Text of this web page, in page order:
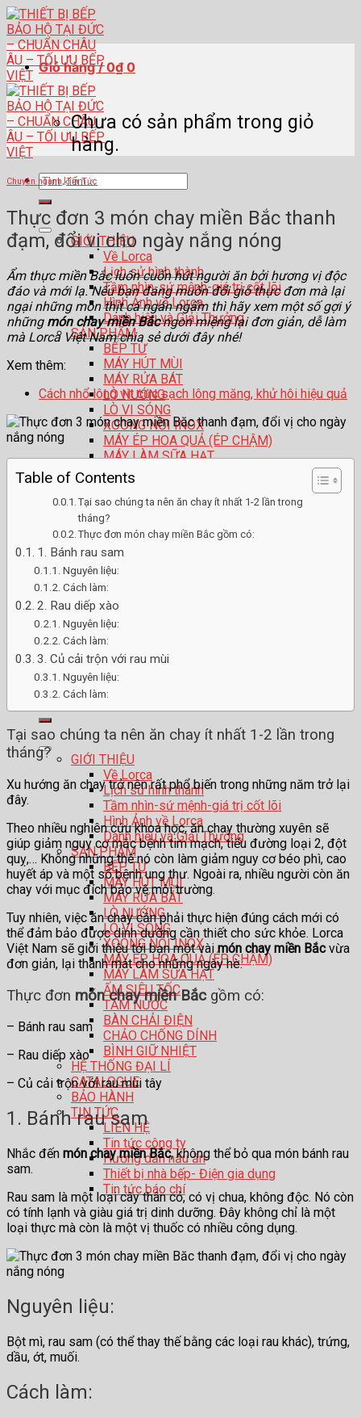
Skip
to
content
Tìm
kiếm:
GIỚI THIỆU
Về Lorca
Lịch sử hình thành
Tầm nhìn-sứ mệnh-giá trị cốt lõi
Hình Ảnh về Lorca
Danh hiệu và Giải Thưởng
SẢN PHẨM
BẾP TỪ
MÁY HÚT MÙI
MÁY RỬA BÁT
LÒ NƯỚNG
LÒ VI SÓNG
XOONG NỒI INOX
MÁY ÉP HOA QUẢ (ÉP CHẬM)
MÁY LÀM SỮA HẠT
ẤM SIÊU TỐC
TĂM NƯỚC
BÀN CHẢI ĐIỆN
CHẢO CHỐNG DÍNH
BÌNH GIỮ NHIỆT
HỆ THỐNG ĐẠI LÍ
CATALOGUE
BẢO HÀNH
TIN TỨC
LIÊN HỆ
Tin tức công ty
Hướng dẫn nấu ăn
Thiết bị nhà bếp- Điện gia dụng
Tin tức báo chí
Tìm
kiếm:
GIỚI THIỆU
Về Lorca
Lịch sử hình thành
Tầm nhìn-sứ mệnh-giá trị cốt lõi
Hình Ảnh về Lorca
Danh hiệu và Giải Thưởng
SẢN PHẨM
BẾP TỪ
MÁY HÚT MÙI
MÁY RỬA BÁT
LÒ NƯỚNG
LÒ VI SÓNG
XOONG NỒI INOX
MÁY ÉP HOA QUẢ (ÉP CHẬM)
MÁY LÀM SỮA HẠT
ẤM SIÊU TỐC
TĂM NƯỚC
BÀN CHẢI ĐIỆN
CHẢO CHỐNG DÍNH
BÌNH GIỮ NHIỆT
HỆ THỐNG ĐẠI LÍ
CATALOGUE
BẢO HÀNH
TIN TỨC
LIÊN HỆ
Tin tức công ty
Hướng dẫn nấu ăn
Thiết bị nhà bếp- Điện gia dụng
Tin tức báo chí
Giỏ hàng /0₫ 0
Chưa có sản phẩm trong giỏ
hàng.
Chuyên ngành,Tin Tức
Thực đơn 3 món chay miền Bắc thanh
đạm, đổi vị cho ngày nắng nóng
Ẩm thực miền Bắc luôn cuốn hút người ăn bởi hương vị độc
đáo và mới lạ. Nếu bạn đang muốn đổi gió thực đơn mà lại
ngại những món thịt cá ngán ngẩm thì hãy xem một số gợi ý
những món chay miền Bắcngon miệng lại đơn giản, dễ làm
mà Lorca Việt Nam chia sẻ dưới đây nhé!
Xem thêm:
Cách nhổ lông vịt cực sạch lông măng, khử hôi hiệu quả
Table of Contents
Tại sao chúng ta nên ăn chay ít nhất 1-2 lần trong
tháng?
Thực đơn món chay miền Bắc gồm có:
1. Bánh rau sam
Nguyên liệu:
Cách làm:
2. Rau diếp xào
Nguyên liệu:
Cách làm:
3. Củ cải trộn với rau mùi
Nguyên liệu:
Cách làm:
Tại sao chúng ta nên ăn chay ít nhất 1-2 lần trong
tháng?
Xu hướng ăn chay trở nên rất phổ biến trong những năm trở lại
đây.
Theo nhiều nghiên cứu khoa học, ăn chay thường xuyên sẽ
giúp giảm nguy cơ mắc bệnh tim mạch, tiểu đường loại 2, đột
quỵ,… Không những thế nó còn làm giảm nguy cơ béo phì, cao
huyết áp và một số bệnh ung thư. Ngoài ra, nhiều người còn ăn
chay với mục đích bảo vệ môi trường.
Tuy nhiên, việc ăn chay cần phải thực hiện đúng cách mới có
thể đảm bảo được dinh dưỡng cần thiết cho sức khỏe. Lorca
Việt Nam sẽ giới thiệu tới bạn một vàimón chay miền Bắcvừa
đơn giản, lại thanh mát cho những ngày hè.
Thực đơn món chay miền Bắcgồm có:
– Bánh rau sam
– Rau diếp xào
– Củ cải trộn với rau mùi tây
1. Bánh rau sam
Nhắc đến món chay miền Bắc, không thể bỏ qua món bánh rau
sam.
Rau sam là một loại cây thân cỏ, có vị chua, không độc. Nó còn
có tính lạnh và giàu giá trị dinh dưỡng. Đây không chỉ là một
loại thực mà còn là một vị thuốc có nhiều công dụng.
Nguyên liệu:
Bột mì, rau sam (có thể thay thế bằng các loại rau khác), trứng,
dầu, ớt, muối.
Cách làm: